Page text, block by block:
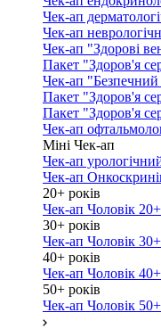
Чек-ап
Чек-ап
Чек-ап "Здорові
Пакет "Здоров'я
Чек-ап "Безпечний
Пакет "Здоров'я
Пакет "Здоров'я
Чек-ап
Міні Чек-ап
Чек-ап
Чек-ап
20+ років
Чек-ап Чоловік 20+
30+ років
Чек-ап Чоловік 30+
40+ років
Чек-ап Чоловік 40+
50+ років
Чек-ап Чоловік 50+